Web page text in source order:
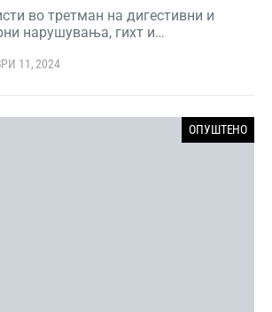
во третман на дигестивни и
нарушувања, гихт и…
11, 2024
ОПУШТЕНО